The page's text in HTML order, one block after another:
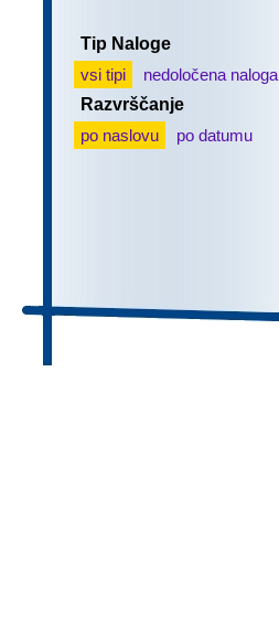
Tip Naloge
vsi tipi
nedoločena naloga
Razvrščanje
po naslovu
po datumu